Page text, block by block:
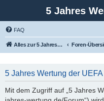
5 Jahres
FAQ
Alles zur 5 Jahreswertung / Tabelle der UEFA mit vielen Statistiken. Foren-
5 Jahres Wertung der
Mit dem Zugriff auf „5 Jahres